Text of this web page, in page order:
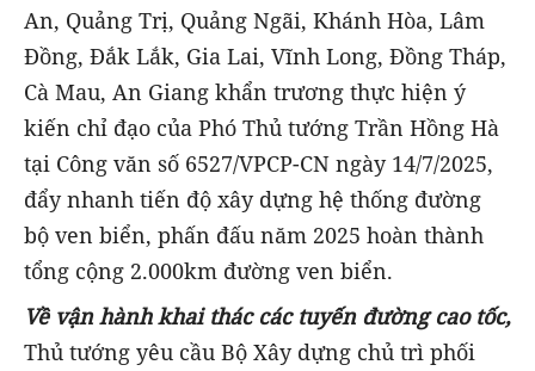
An, Quảng Trị, Quảng Ngãi, Khánh Hòa, Lâm
Đồng, Đắk Lắk, Gia Lai, Vĩnh Long, Đồng Tháp,
Cà Mau, An Giang khẩn trương thực hiện ý
kiến chỉ đạo của Phó Thủ tướng Trần Hồng Hà
tại Công văn số 6527/VPCP-CN ngày 14/7/2025,
đẩy nhanh tiến độ xây dựng hệ thống đường
bộ ven biển, phấn đấu năm 2025 hoàn thành
tổng cộng 2.000km đường ven biển.
Về vận hành khai thác các tuyến đường cao tốc,
Thủ tướng yêu cầu Bộ Xây dựng chủ trì phối